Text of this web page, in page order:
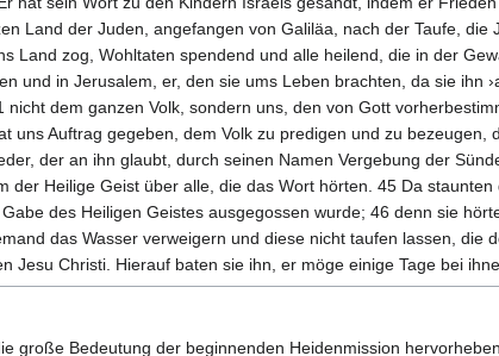
Land der Juden, angefangen von Galiläa, nach der Taufe,
Land zog, Wohltaten spendend und alle heilend, die in der
und in Jerusalem, er, den sie ums Leben brachten, da sie ihn
dem ganzen Volk, sondern uns, den von Gott
uns Auftrag gegeben, dem Volk zu predigen und zu
der an ihn glaubt, durch seinen Namen Vergebung der
der Heilige Geist über alle, die das Wort hörten. 45 Da
des Heiligen Geistes ausgegossen wurde; 46 denn sie
das Wasser verweigern und diese nicht taufen lassen, die
Jesu Christi. Hierauf baten sie ihn, er möge einige Tage bei
große Bedeutung der beginnenden Heidenmission